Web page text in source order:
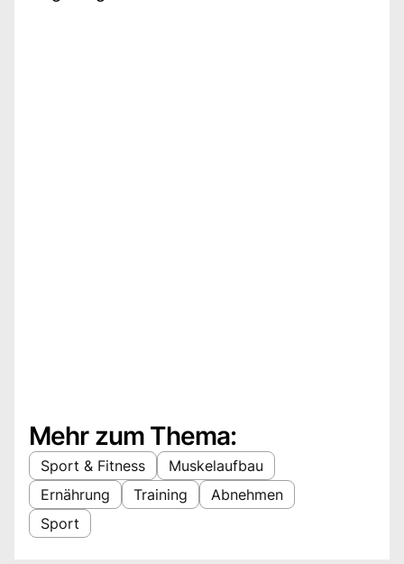
Mehr zum Thema:
Sport & Fitness
Muskelaufbau
Ernährung
Training
Abnehmen
Sport